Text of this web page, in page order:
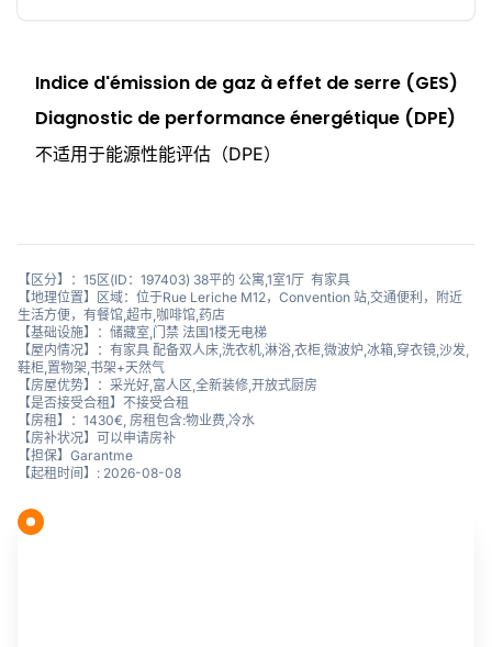
Indice d'émission de gaz à effet de serre (GES)
Diagnostic de performance énergétique (DPE)
不适用于能源性能评估（DPE）
【区分】：15区(ID：197403) 38平的 公寓,1室1厅 有家具
【地理位置】区域：位于Rue Leriche M12，Convention 站,交通便利，附近
生活方便，有餐馆,超市,咖啡馆,药店
【基础设施】：储藏室,门禁 法国1楼无电梯
【屋内情况】：有家具 配备双人床,洗衣机,淋浴,衣柜,微波炉,冰箱,穿衣镜,沙发,
鞋柜,置物架,书架+天然气
【房屋优势】：采光好,富人区,全新装修,开放式厨房
【是否接受合租】不接受合租
【房租】：1430€, 房租包含:物业费,冷水
【房补状况】可以申请房补
【担保】Garantme
【起租时间】: 2026-08-08